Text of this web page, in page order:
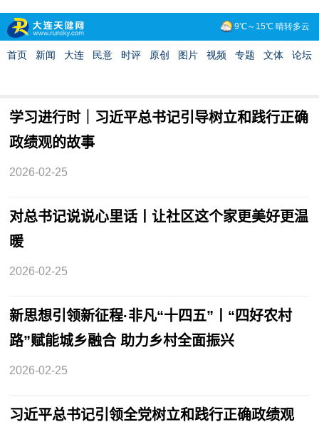
学习进行时｜习近平总书记引导树立和践行正确
政绩观的故事
2026-02-25
对总书记说说心里话丨让社区这个家更美好更温
暖
2026-02-25
新思想引领新征程·非凡“十四五”丨“四好农村
路”赋能城乡融合 助力乡村全面振兴
2026-02-25
习近平总书记引领全党树立和践行正确政绩观